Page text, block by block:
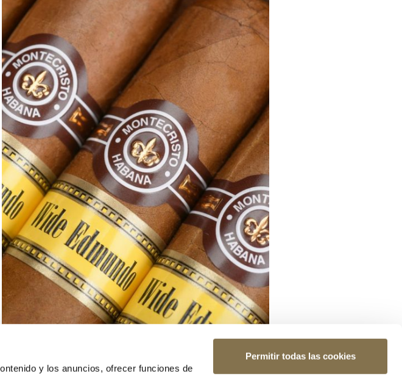
y los anuncios, ofrecer funciones de
Permitir todas las cookies